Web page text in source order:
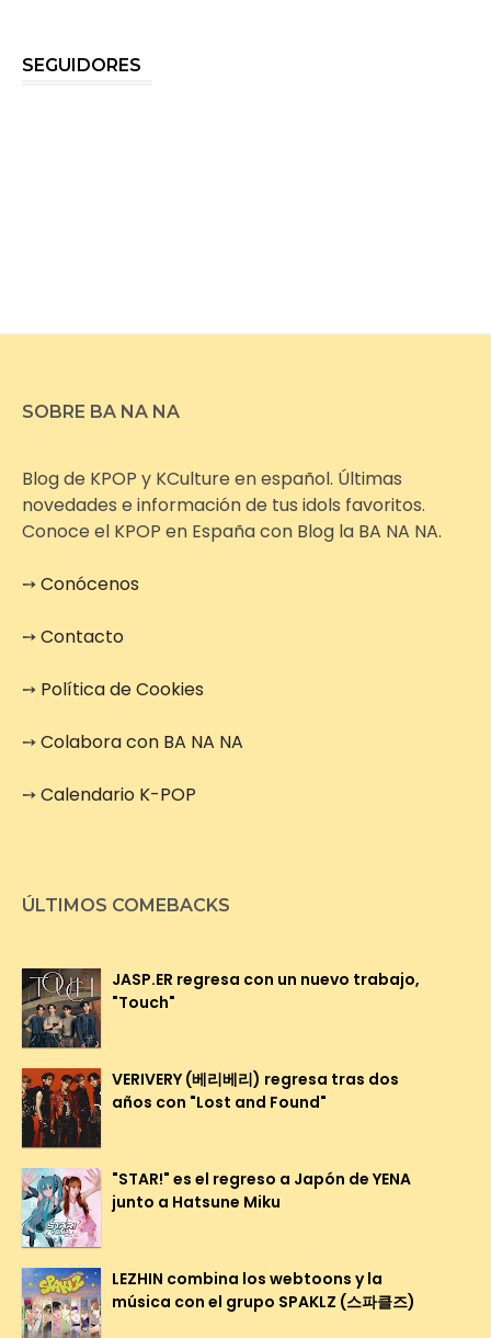
SEGUIDORES
SOBRE BA NA NA
Blog de KPOP y KCulture en español. Últimas
novedades e información de tus idols favoritos.
Conoce el KPOP en España con Blog la BA NA NA.
➙Conócenos
➙Contacto
➙ Política de Cookies
➙Colabora con BA NA NA
➙Calendario K-POP
ÚLTIMOS COMEBACKS
JASP.ER regresa con un nuevo trabajo,
"Touch"
VERIVERY (베리베리) regresa tras dos
años con "Lost and Found"
"STAR!" es el regreso a Japón de YENA
junto a Hatsune Miku
LEZHIN combina los webtoons y la
música con el grupo SPAKLZ (스파클즈)